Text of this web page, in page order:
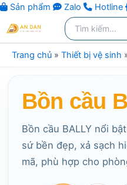
Sản phẩm Zalo Hotline
tới
Tìm
kiếm:
Tìm
kiếm
Trang chủ » Thiết bị vệ sinh
Bồn cầu
Bồn cầu BALLY nổi
sứ bền đẹp, xả sạch
mã, phù hợp cho